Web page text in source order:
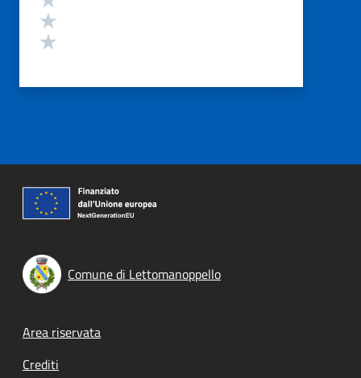
Comune di Lettomanoppello
Footer menu
Area riservata
Crediti